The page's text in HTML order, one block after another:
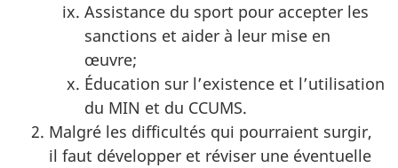
Assistance du sport pour accepter les
sanctions et aider à leur mise en
œuvre;
Éducation sur l’existence et l’utilisation
du MIN et du CCUMS.
Malgré les difficultés qui pourraient surgir,
il faut développer et réviser une éventuelle